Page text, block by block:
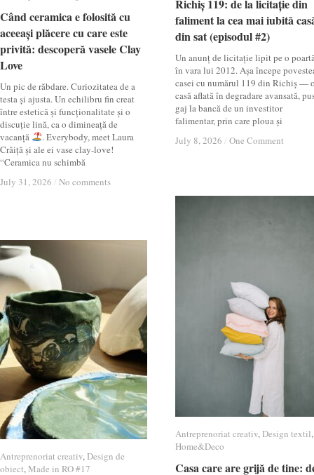
Când ceramica e folosită cu
aceeași plăcere cu care este
privită: descoperă vasele Clay
Love
Un pic de răbdare. Curiozitatea de a
testa și ajusta. Un echilibru fin creat
între estetică și funcționalitate și o
discuție lină, ca o dimineață de
vacanță
. Everybody, meet Laura
Crăiță și ale ei vase clay-love!
“Ceramica nu schimbă
July 31, 2026 / No comments
Când ceramica e folosită cu
aceeași plăcere cu care este
privită: descoperă vasele Clay
Love
July 31, 2026 / No comments
Richiș 119: de la licitație din
faliment la cea mai iubită
din sat (episodul #2)
Un anunț de licitație lipit pe o
în vara lui 2012. Așa începe
casei cu numărul 119 din Richiș —
casă aflată în degradare avansată,
gaj la bancă de un investitor
falimentar, prin care ploua și
July 8, 2026 / One Comment
Richiș 119: de la licitație din
faliment la cea mai iubită
din sat (episodul #2)
July 8, 2026 / One Comment
Antreprenoriat creativ,Design textil,
Home&Deco
Casa care are grijă de tine:
Antreprenoriat creativ Design textil
Home&Deco
Casa care are grijă de tine:
Antreprenoriat creativ,Design de
obiect,Made in RO #17
Antreprenoriat creativ Design de
obiect Made in RO #17